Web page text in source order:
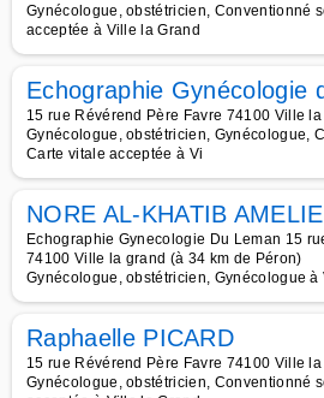
Gynécologue, obstétricien, Conventionné
acceptée à Ville la Grand
Echographie Gynécologie
15 rue Révérend Père Favre 74100 Ville
Gynécologue, obstétricien, Gynécologue,
Carte vitale acceptée à Vi
NORE AL-KHATIB AMELIE
Echographie Gynecologie Du Leman 15
74100 Ville la grand (à 34 km de Péron)
Gynécologue, obstétricien, Gynécologue à
Raphaelle PICARD
15 rue Révérend Père Favre 74100 Ville
Gynécologue, obstétricien, Conventionné